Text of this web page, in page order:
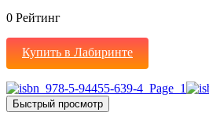
0 Рейтинг
Купить в Лабиринте
Быстрый просмотр